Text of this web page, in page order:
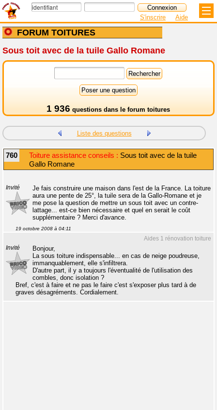
FORUM TOITURES
S'inscrire Aide
Sous toit avec de la tuile Gallo Romane
1 936 questions dans le forum toitures
Liste des questions
760 Toiture assistance conseils : Sous toit avec de la tuile
Gallo Romane
Invité
Je fais construire une maison dans l'est de la France. La toiture
aura une pente de 25°, la tuile sera de la Gallo-Romane et je
me pose la question de mettre un sous toit avec un contre-
lattage... est-ce bien nécessaire et quel en serait le coût
supplémentaire ? Merci d'avance.
19 octobre 2008 à 04:11
Aides 1 rénovation toiture
Invité
Bonjour,
La sous toiture indispensable... en cas de neige poudreuse,
immanquablement, elle s'infiltrera.
D'autre part, il y a toujours l'éventualité de l'utilisation des
combles, donc isolation ?
Bref, c'est à faire et ne pas le faire c'est s'exposer plus tard à de
graves désagréments. Cordialement.